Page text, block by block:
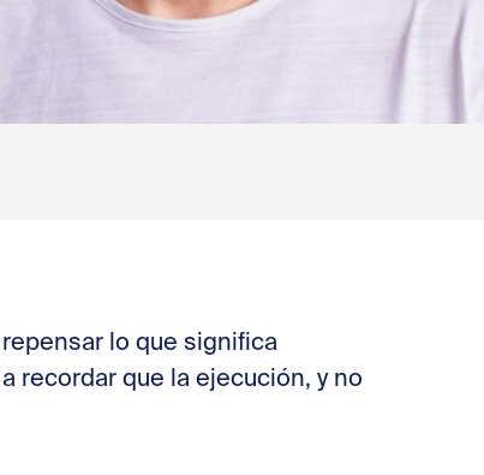
lo que significa
recordar que la ejecución, y no